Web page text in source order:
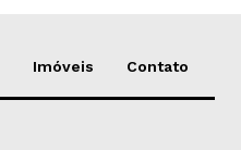
Imóveis Contato